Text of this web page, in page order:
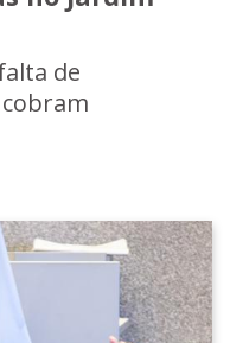
de